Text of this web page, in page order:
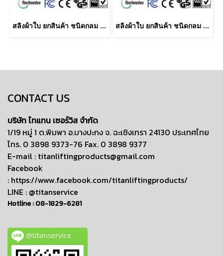
สลิงผ้าใบ ยกสินค้า ชนิดกลม น้ำหนักยก 10 ตัน ยาว 3 เมตร สลิงผ้าใบ ยกสินค้า ชนิดกลม น้ำหนักยก 10 ตัน ยาว 5 เมตร
CONTACT US
บริษัท ไทแทน เซอร์วิส จำกัด
1/19 หมู่ 1 ต.พิมพา อ.บางปะกง จ. ฉะเชิงเทรา 24130 ประเทศไทย
โทร. 0 3898 9373-76 Fax. 0 3898 9377
E-mail : titanliftingproducts@gmail.com
Facebook
: https://www.facebook.com/titanliftingproducts/
LINE : @titanservice
Hotline :08-1829-6281
@titanservice